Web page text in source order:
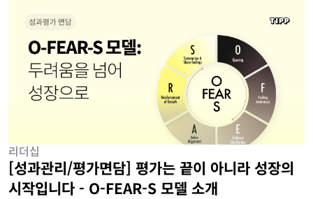
리더십
[성과관리/평가면담] 평가는 끝이 아니라 성장의
시작입니다 - O-FEAR-S 모델 소개